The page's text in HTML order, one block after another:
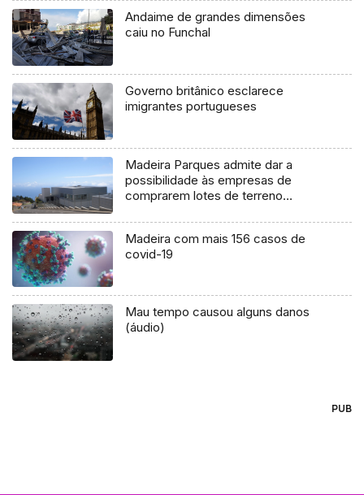
Andaime de grandes dimensões
caiu no Funchal
Governo britânico esclarece
imigrantes portugueses
Madeira Parques admite dar a
possibilidade às empresas de
comprarem lotes de terreno
Madeira com mais 156 casos de
covid-19
Mau tempo causou alguns danos
(áudio)
PUB